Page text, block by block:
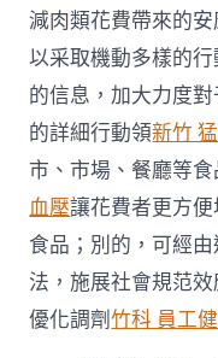
減肉類花費帶來的
以采取機動多樣的
的信息，加大力度
的詳細行動領新竹
市、市場、餐廳等
血壓讓花費者更方
食品；別的，可經
法，施展社會規范
優化調劑竹科 員工